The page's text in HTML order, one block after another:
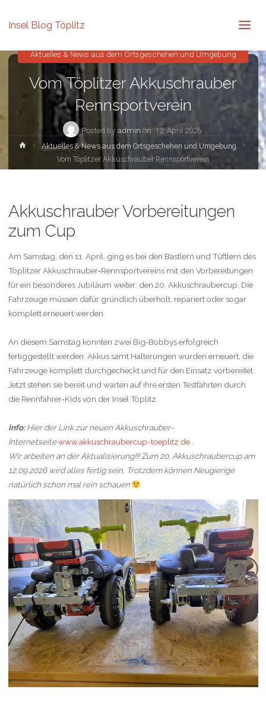
Insel Blog Töplitz
Vom Töplitzer Akkuschrauber
Rennsportverein
Posted by admin on 12. April 2026
Aktuelles & News aus dem Ortsgeschehen und Umgebung
HomeAktuelles & News aus dem Ortsgeschehen und Umgebung
Vom Töplitzer Akkuschrauber Rennsportverein
Akkuschrauber Vorbereitungen
zum Cup
Am Samstag, den 11. April, ging es bei den Bastlern und Tüftlern des
Töplitzer Akkuschrauber‑Rennsportvereins mit den Vorbereitungen
für ein besonderes Jubiläum weiter: den 20. Akkuschraubercup. Die
Fahrzeuge müssen dafür gründlich überholt, repariert oder sogar
komplett erneuert werden.
An diesem Samstag konnten zwei Big‑Bobbys erfolgreich
fertiggestellt werden. Akkus samt Halterungen wurden erneuert, die
Fahrzeuge komplett durchgecheckt und für den Einsatz vorbereitet.
Jetzt stehen sie bereit und warten auf ihre ersten Testfahrten durch
die Rennfahrer‑Kids von der Insel Töplitz.
Info:Hier der Link zur neuen Akkuschrauber-
Internetseitewww.akkuschraubercup-toeplitz.de.
Wir arbeiten an der Aktualisierung!!! Zum 20. Akkuschraubercup am
12.09.2026 wird alles fertig sein. Trotzdem können Neugierige
natürlich schon mal rein schauen